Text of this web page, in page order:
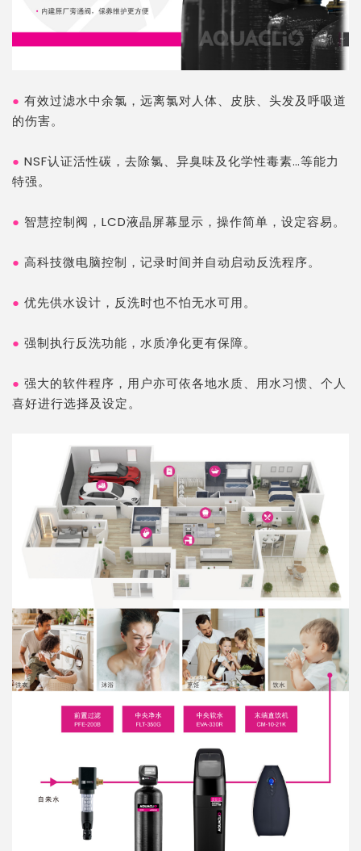
● 有效过滤水中余氯，远离氯对人体、皮肤、头发及呼吸道
的伤害。
● NSF认证活性碳，去除氯、异臭味及化学性毒素…等能力
特强。
● 智慧控制阀，LCD液晶屏幕显示，操作简单，设定容易。
● 高科技微电脑控制，记录时间并自动启动反洗程序。
● 优先供水设计，反洗时也不怕无水可用。
● 强制执行反洗功能，水质净化更有保障。
● 强大的软件程序，用户亦可依各地水质、用水习惯、个人
喜好进行选择及设定。